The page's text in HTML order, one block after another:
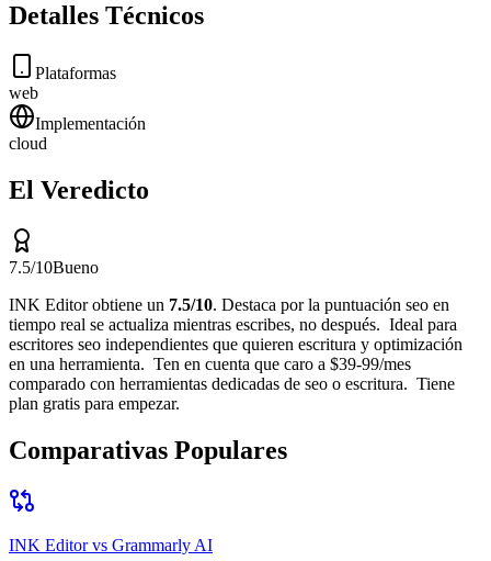
Detalles Técnicos
Plataformas
web
Implementación
cloud
El Veredicto
7.5/10Bueno
INK Editorobtiene un 7.5/10. Destaca porla puntuación seo en
tiempo real se actualiza mientras escribes, no después. Ideal para
escritores seo independientes que quieren escritura y optimización
en una herramienta. Ten en cuenta que caro a $39-99/mes
comparado con herramientas dedicadas de seo o escritura. Tiene
plan gratis para empezar.
Comparativas Populares
INK Editorvs Grammarly AI